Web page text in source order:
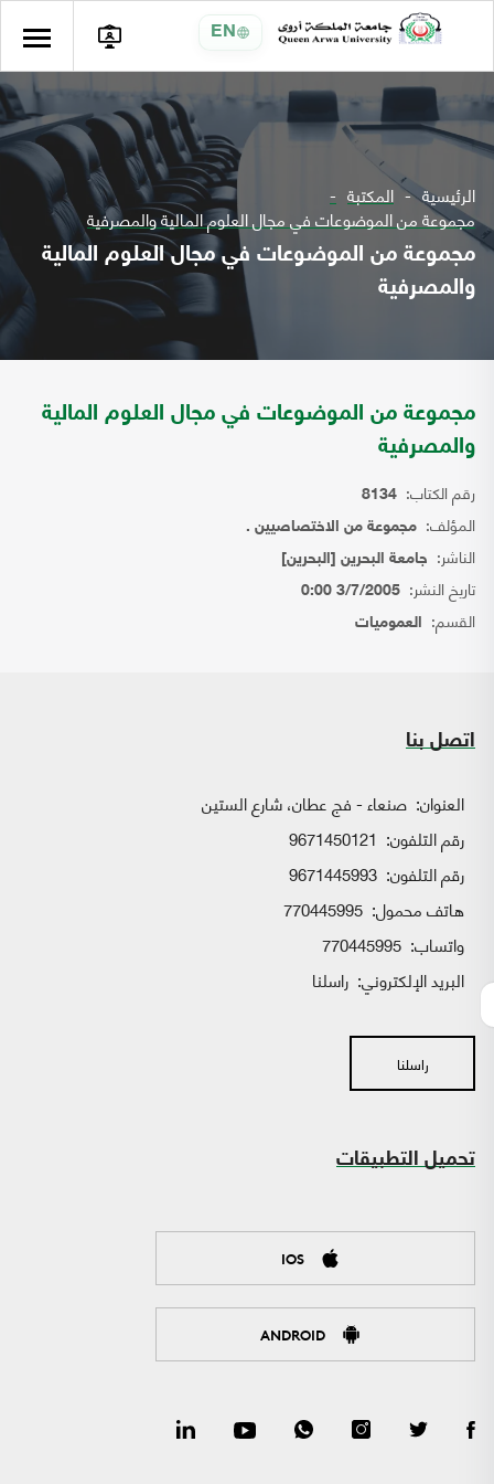
EN
الرئيسية المكتبة
مجموعة من الموضوعات في مجال العلوم المالية والمصرفية
مجموعة من الموضوعات في مجال العلوم المالية
والمصرفية
مجموعة من الموضوعات في مجال العلوم المالية
والمصرفية
رقم الكتاب: 8134
المؤلف: مجموعة من الاختصاصيين .
الناشر: جامعة البحرين [البحرين]
تاريخ النشر: 3/7/2005 0:00
القسم: العموميات
اتصل بنا
العنوان: صنعاء - فج عطان، شارع الستين
رقم التلفون: 9671450121
رقم التلفون: 9671445993
هاتف محمول: 770445995
واتساب:
البريد الإلكتروني: راسلنا
راسلنا
تحميل التطبيقات
IOS
ANDROID